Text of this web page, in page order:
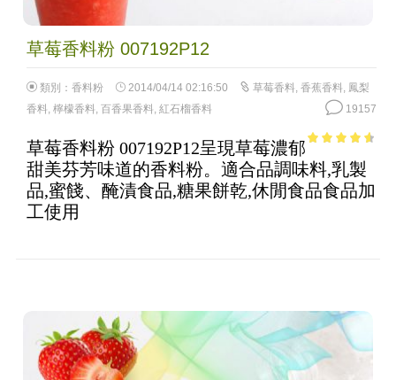
草莓香料粉 007192P12
類別： 香料粉 2014/04/14 02:16:50 草莓香料 香蕉香料 鳳梨
香料 檸檬香料 百香果香料 紅石榴香料 19157
of 5
草莓香料粉 007192P12呈現草莓濃郁
甜美芬芳味道的香料粉。適合品調味料,乳製
品,蜜餞、醃漬食品,糖果餅乾,休閒食品食品加
工使用